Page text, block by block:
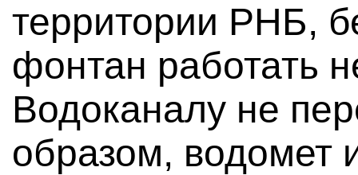
территории РНБ,
фонтан работать
Водоканалу не
образом, водомет